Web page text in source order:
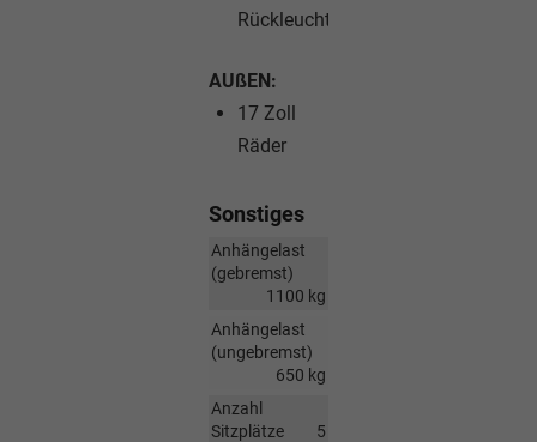
Rückleuchten
AUßEN:
17 Zoll
Räder
Sonstiges
Anhängelast
(gebremst)
1100 kg
Anhängelast
(ungebremst)
650 kg
Anzahl
Sitzplätze
5